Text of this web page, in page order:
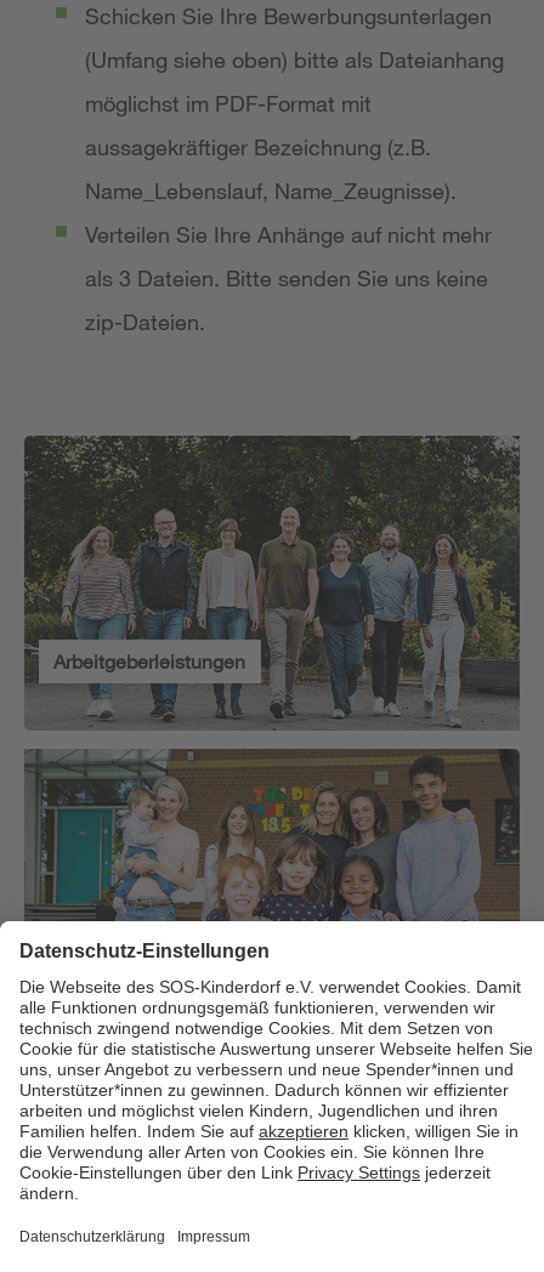
Schicken Sie Ihre Bewerbungsunterlagen
(Umfang siehe oben) bitte als Dateianhang
möglichst im PDF-Format mit
aussagekräftiger Bezeichnung (z.B.
Name_Lebenslauf, Name_Zeugnisse).
Verteilen Sie Ihre Anhänge auf nicht mehr
als 3 Dateien. Bitte senden Sie uns keine
zip-Dateien.
Arbeitgeberleistungen